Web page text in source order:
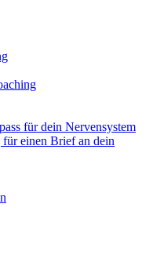
für dein Nervensystem
einen Brief an dein